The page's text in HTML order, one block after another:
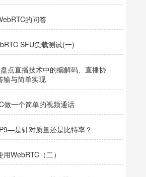
的问答
SFU负载测试(一)
点直播技术中的编解码、直播协
输与简单实现
做一个简单的视频通话
是针对质量还是比特率？
WebRTC（二）